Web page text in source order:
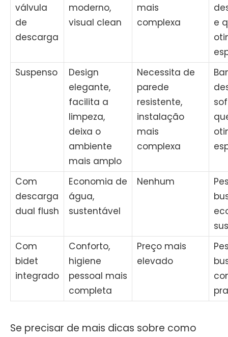
válvula
de
descarga
moderno,
visual clean
mais
complexa
e
Suspenso
Design
elegante,
facilita a
limpeza,
deixa o
ambiente
mais amplo
Necessita de
parede
resistente,
instalação
mais
complexa
Com
descarga
dual flush
Economia de
água,
sustentável
Nenhum
Com
bidet
integrado
Conforto,
higiene
pessoal mais
completa
Preço mais
elevado
Se precisar de mais dicas sobre como